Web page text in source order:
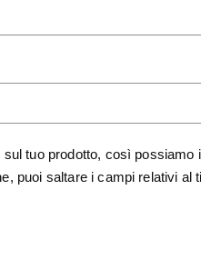
tuo prodotto, così
puoi saltare i campi relativi al